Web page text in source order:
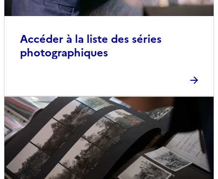
Accéder à la liste des séries
photographiques